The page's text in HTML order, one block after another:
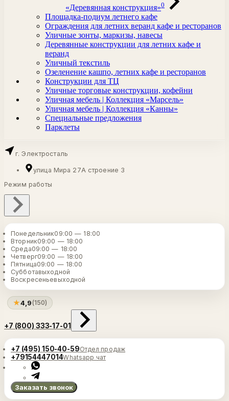
«Деревянная конструкция»0
Площадка-подиум летнего кафе
Ограждения для летних веранд кафе и ресторанов
Уличные зонты, маркизы, навесы
Деревянные конструкции для летних кафе и
веранд
Уличный текстиль
Озеленение кашпо, летних кафе и ресторанов
Конструкции для ТЦ
Уличные торговые конструкции, кофейни
Уличная мебель | Коллекция «Марсель»
Уличная мебель | Коллекция «Канны»
Специальные предложения
Парклеты
г. Электросталь
улица Мира 27А строение 3
Режим работы
Понедельник09:00 — 18:00
Вторник09:00 — 18:00
Среда09:00 — 18:00
Четверг09:00 — 18:00
Пятница09:00 — 18:00
Субботавыходной
Воскресеньевыходной
★4,9(150)
+7 (800) 333-17-01
+7 (495) 150-40-59Отдел продаж
+79154447014Whatsapp чат
Заказать звонок